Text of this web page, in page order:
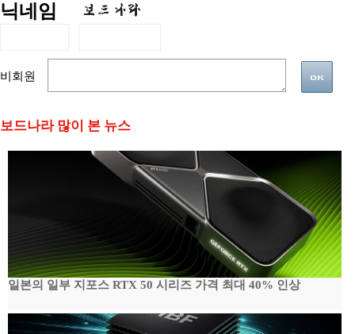
닉네임
비회원
보드나라 많이 본 뉴스
일본의 일부 지포스 RTX 50 시리즈 가격 최대 40% 인상